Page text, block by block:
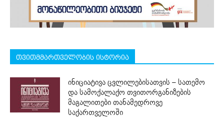
თვითმმართველობის ისტორია
ინიციატივა ცვლილებისათვის – სათემო
და სამოქალაქო თვითორგანიზების
მაგალითები თანამედროვე
საქართველოში